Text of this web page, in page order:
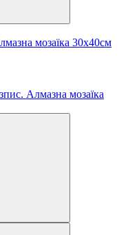
мозаїка 30х40см